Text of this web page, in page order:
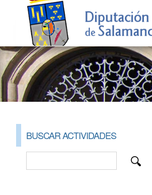
BUSCAR ACTIVIDADES